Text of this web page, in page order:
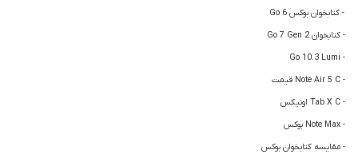
- کتابخوان بوکس Go 6
- کتابخوان Go 7 Gen 2
- Go 10.3 Lumi
- Note Air 5 C قیمت
- Tab X C اونیکس
- Note Max بوکس
- مقایسه کتابخوان بوکس